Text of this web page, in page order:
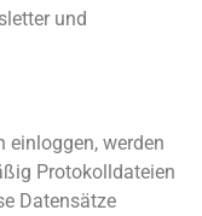
und
einloggen, werden
Protokolldateien
Datensätze